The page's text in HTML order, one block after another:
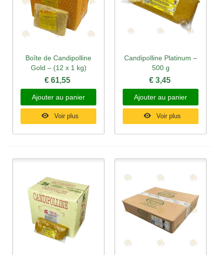
Boîte de Candipolline
Gold – (12 x 1 kg)
€ 61,55
Ajouter au panier
Voir plus
Candipolline Platinum –
500 g
€ 3,45
Ajouter au panier
Voir plus